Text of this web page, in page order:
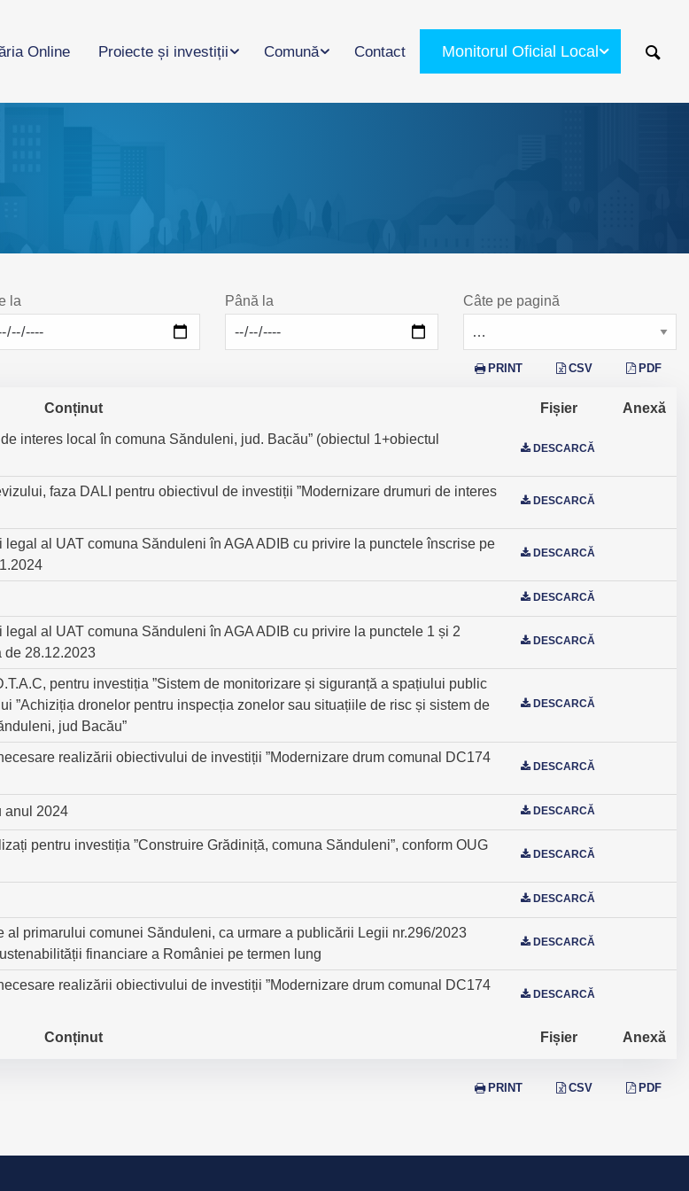
Online Proiecte și investiții Comună Contact Monitorul Oficial Local
la Până la Câte pe pagină
PRINT CSV PDF
Conținut Fișier Anexă
interes local în comuna Sănduleni, jud. Bacău” (obiectul 1+obiectul
DESCARCĂ
faza DALI pentru obiectivul de investiții ”Modernizare drumuri de interes
DESCARCĂ
al UAT comuna Sănduleni în AGA ADIB cu privire la punctele înscrise pe
DESCARCĂ
DESCARCĂ
al UAT comuna Sănduleni în AGA ADIB cu privire la punctele 1 și 2
de 28.12.2023
DESCARCĂ
pentru investiția ”Sistem de monitorizare și siguranță a spațiului public
”Achiziția dronelor pentru inspecția zonelor sau situațiile de risc și sistem de
jud Bacău”
DESCARCĂ
realizării obiectivului de investiții ”Modernizare drum comunal DC174
DESCARCĂ
anul 2024 DESCARCĂ
pentru investiția ”Construire Grădiniță, comuna Sănduleni”, conform OUG
DESCARCĂ
DESCARCĂ
primarului comunei Sănduleni, ca urmare a publicării Legii nr.296/2023
financiare a României pe termen lung
DESCARCĂ
realizării obiectivului de investiții ”Modernizare drum comunal DC174
DESCARCĂ
Conținut Fișier Anexă
PRINT CSV PDF